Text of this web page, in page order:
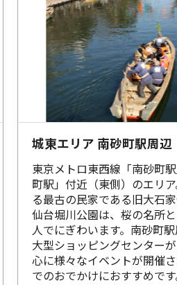
城東エリア 南砂町駅周辺
東京メトロ東西線「南砂町
町駅」付近（東側）のエリ
る最古の民家である旧大石
仙台堀川公園は、桜の名所
人でにぎわいます。南砂町
大型ショッピングセンター
心に様々なイベントが開催
でのおでかけにおすすめです